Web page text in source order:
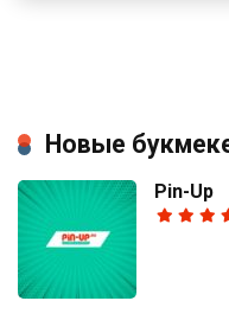
Новые
Pin-Up